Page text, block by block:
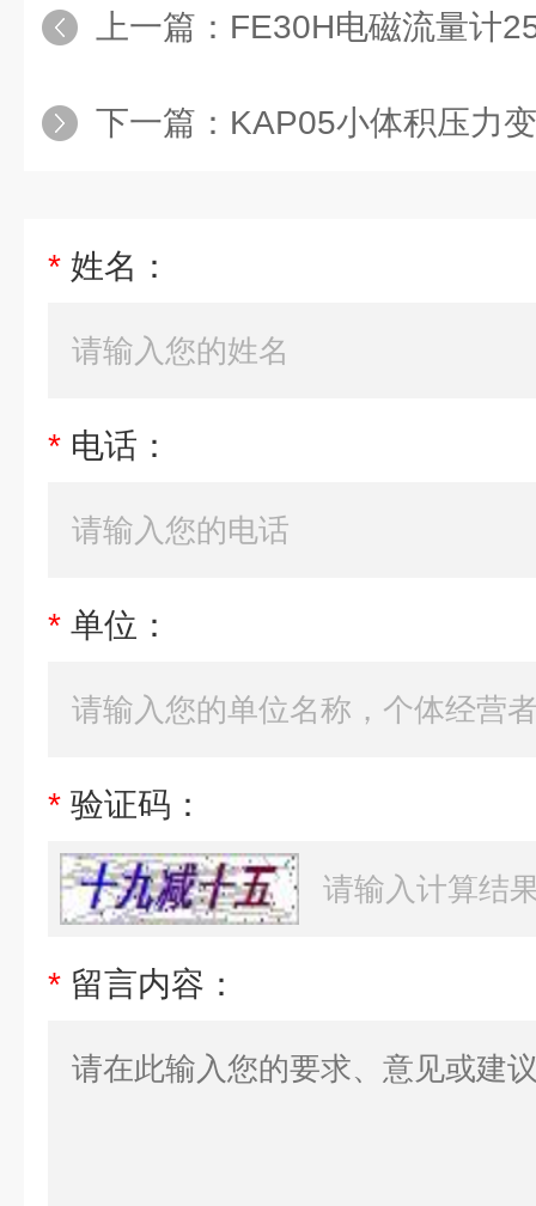
上一篇： FE30H电磁流量计
下一篇： KAP05小体积压力
* 姓名：
* 电话：
* 单位：
* 验证码：
* 留言内容：